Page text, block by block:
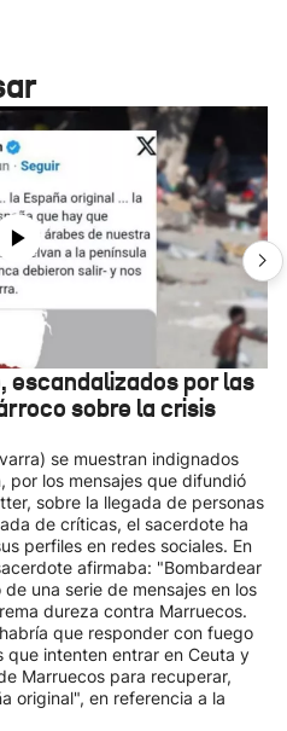
escandalizados por las
sobre la crisis
se muestran indignados
por los mensajes que difundió
sobre la llegada de personas
de críticas, el sacerdote ha
perfiles en redes sociales. En
afirmaba: "Bombardear
una serie de mensajes en los
dureza contra Marruecos.
que responder con fuego
que intenten entrar en Ceuta y
Marruecos para recuperar,
original", en referencia a la